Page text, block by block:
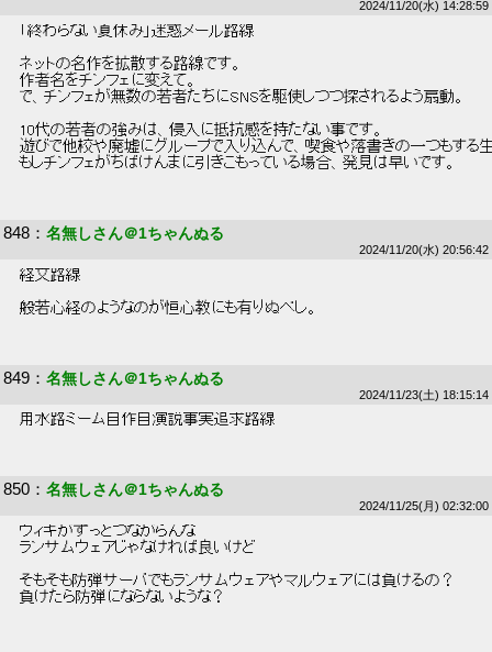
2024/11/20(水) 14:28:59
「終わらない夏休み」迷惑メール路線
ネットの名作を拡散する路線です。
作者名をチンフェに変えて。
で、チンフェが無数の若者たちにSNSを駆使しつつ探されるよう扇動。
10代の若者の強みは、侵入に抵抗感を持たない事です。
遊びで他校や廃墟にグループで入り込んで、喫食や落書きの一つもする
もしチンフェがちばけんまに引きこもっている場合、発見は早いです。
848 ： 名無しさん＠1ちゃんぬる
2024/11/20(水) 20:56:42
経文路線
般若心経のようなのが恒心教にも有りぬべし。
849 ： 名無しさん＠1ちゃんぬる
2024/11/23(土) 18:15:14
用水路ミーム自作自演説事実追求路線
850 ： 名無しさん＠1ちゃんぬる
2024/11/25(月) 02:32:00
ウィキがずっとつながらんな
ランサムウェアじゃなければ良いけど
そもそも防弾サーバでもランサムウェアやマルウェアには負けるの？
負けたら防弾にならないような？